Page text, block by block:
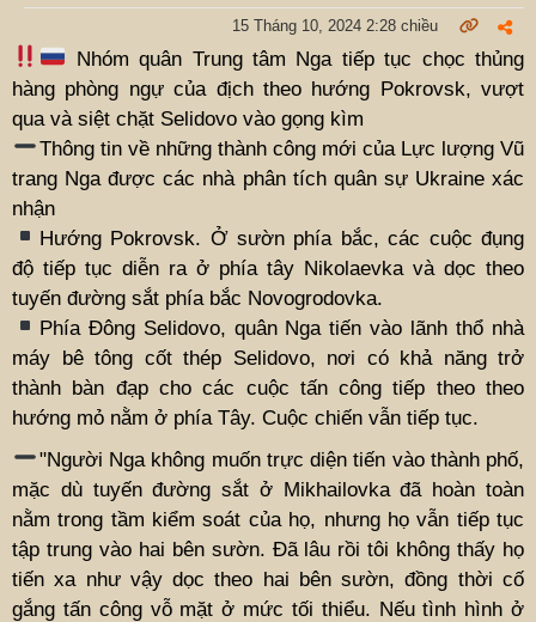
15 Tháng 10, 2024 2:28 chiều
Nhóm quân Trung tâm Nga tiếp tục chọc thủng
hàng phòng ngự của địch theo hướng Pokrovsk, vượt
qua và siệt chặt Selidovo vào gọng kìm
Thông tin về những thành công mới của Lực lượng Vũ
trang Nga được các nhà phân tích quân sự Ukraine xác
nhận
Hướng Pokrovsk. Ở sườn phía bắc, các cuộc đụng
độ tiếp tục diễn ra ở phía tây Nikolaevka và dọc theo
tuyến đường sắt phía bắc Novogrodovka.
Phía Đông Selidovo, quân Nga tiến vào lãnh thổ nhà
máy bê tông cốt thép Selidovo, nơi có khả năng trở
thành bàn đạp cho các cuộc tấn công tiếp theo theo
hướng mỏ nằm ở phía Tây. Cuộc chiến vẫn tiếp tục.
"Người Nga không muốn trực diện tiến vào thành phố,
mặc dù tuyến đường sắt ở Mikhailovka đã hoàn toàn
nằm trong tầm kiểm soát của họ, nhưng họ vẫn tiếp tục
tập trung vào hai bên sườn. Đã lâu rồi tôi không thấy họ
tiến xa như vậy dọc theo hai bên sườn, đồng thời cố
gắng tấn công vỗ mặt ở mức tối thiểu. Nếu tình hình ở